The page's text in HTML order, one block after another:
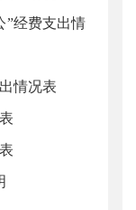
经费支出情
情况表